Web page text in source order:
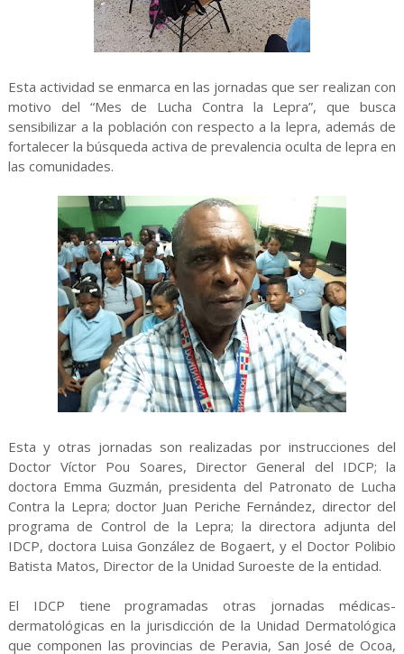
Esta actividad se enmarca en las jornadas que ser realizan con
motivo del “Mes de Lucha Contra la Lepra”, que busca
sensibilizar a la población con respecto a la lepra, además de
fortalecer la búsqueda activa de prevalencia oculta de lepra en
las comunidades.
Esta y otras jornadas son realizadas por instrucciones del
Doctor Víctor Pou Soares, Director General del IDCP; la
doctora Emma Guzmán, presidenta del Patronato de Lucha
Contra la Lepra; doctor Juan Periche Fernández, director del
programa de Control de la Lepra; la directora adjunta del
IDCP, doctora Luisa González de Bogaert, y el Doctor Polibio
Batista Matos, Director de la Unidad Suroeste de la entidad.
El IDCP tiene programadas otras jornadas médicas-
dermatológicas en la jurisdicción de la Unidad Dermatológica
que componen las provincias de Peravia, San José de Ocoa,